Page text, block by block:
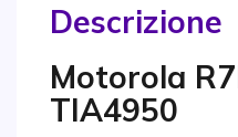
Descrizione
Motorola
TIA4950